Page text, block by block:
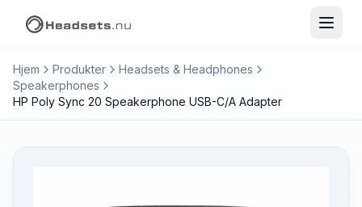
Hjem Produkter
Headsets & Headphones
Speakerphones
HP Poly Sync 20 Speakerphone USB-C/A Adapter